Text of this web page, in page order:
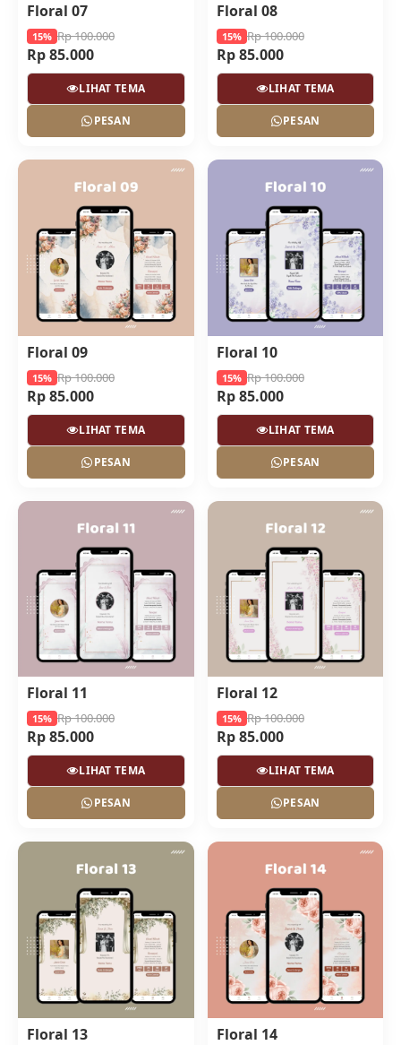
Floral 07
15% Rp 100.000
Rp 85.000
LIHAT TEMA
PESAN
Floral 08
15% Rp 100.000
Rp 85.000
LIHAT TEMA
PESAN
Floral 09
15% Rp 100.000
Rp 85.000
LIHAT TEMA
PESAN
Floral 10
15% Rp 100.000
Rp 85.000
LIHAT TEMA
PESAN
Floral 11
15% Rp 100.000
Rp 85.000
LIHAT TEMA
PESAN
Floral 12
15% Rp 100.000
Rp 85.000
LIHAT TEMA
PESAN
Floral 13 Floral 14